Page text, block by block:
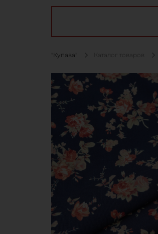
"Купава" Каталог товаров